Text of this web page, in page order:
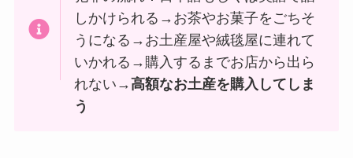
しかけられる→お茶やお菓子をごちそ
うになる→お土産屋や絨毯屋に連れて
いかれる→購入するまでお店から出ら
れない→高額なお土産を購入してしま
う